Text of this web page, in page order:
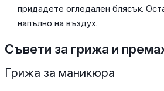
придадете огледален блясък.
напълно на въздух.
Съвети за грижа и
Грижа за маникюра